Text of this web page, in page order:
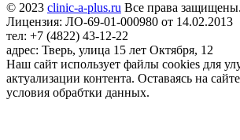
© 2023 clinic-a-plus.ru Все права защищены.
Лицензия: ЛО-69-01-000980 от 14.02.2013
тел: +7 (4822) 43-12-22
адрес: Тверь, улица 15 лет Октября, 12
Наш сайт использует файлы cookies для
актуализации контента. Оставаясь на
условия обрабтки данных.